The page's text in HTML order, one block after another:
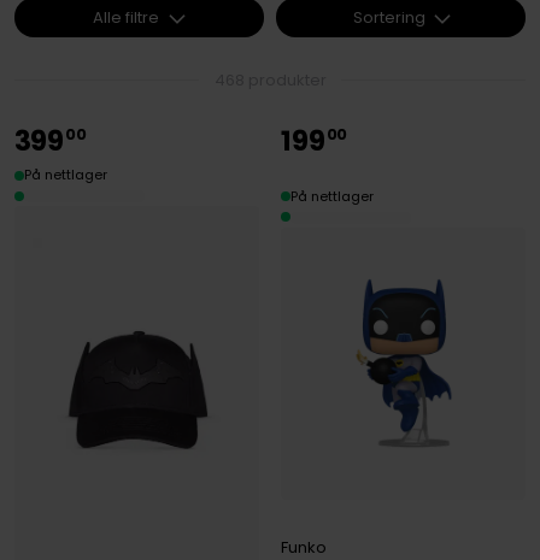
39900
På nettlager
Funko
19900
På nettlager
Alle filtre Sortering